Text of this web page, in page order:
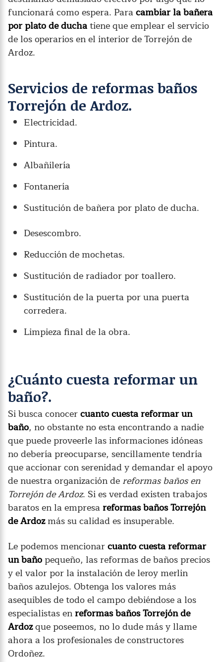
funcionará como espera. Paracambiar la bañera
por plato de duchatiene que emplear el servicio
de los operarios en el interior de Torrejón de
Ardoz.
Servicios de reformas baños
Torrejón de Ardoz.
Electricidad.
Pintura.
Albañilería
Fontanería
Sustitución de bañera por plato de ducha.
Desescombro.
Reducción de mochetas.
Sustitución de radiador por toallero.
Sustitución de la puerta por una puerta
corredera.
Limpieza final de la obra.
¿Cuánto cuesta reformar un
baño?.
Si busca conocercuanto cuesta reformar un
baño, no obstante no esta encontrando a nadie
que puede proveerle las informaciones idóneas
no debería preocuparse, sencillamente tendría
que accionar con serenidad y demandar el apoyo
de nuestra organización de reformas baños en
Torrejón de Ardoz. Si es verdad existen trabajos
baratos en la empresareformas baños Torrejón
de Ardozmás su calidad es insuperable.
Le podemos mencionarcuanto cuesta reformar
un baño pequeño, las reformas de baños precios
y el valor por la instalación de leroy merlin
baños azulejos. Obtenga los valores más
asequibles de todo el campo debiéndose a los
especialistas enreformas baños Torrejón de
Ardozque poseemos, no lo dude más y llame
ahora a los profesionales de constructores
Ordoñez.